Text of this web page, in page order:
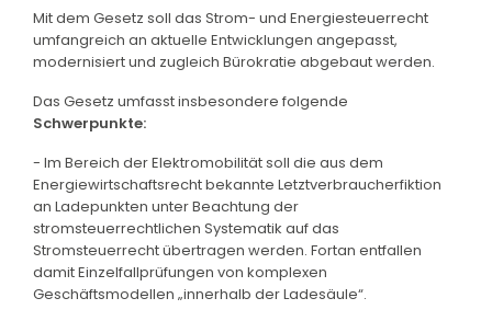
Mit dem Gesetz soll das Strom- und Energiesteuerrecht
umfangreich an aktuelle Entwicklungen angepasst,
modernisiert und zugleich Bürokratie abgebaut werden.
Das Gesetz umfasst insbesondere folgende
Schwerpunkte:
- Im Bereich der Elektromobilität soll die aus dem
Energiewirtschaftsrecht bekannte Letztverbraucherfiktion
an Ladepunkten unter Beachtung der
stromsteuerrechtlichen Systematik auf das
Stromsteuerrecht übertragen werden. Fortan entfallen
damit Einzelfallprüfungen von komplexen
Geschäftsmodellen „innerhalb der Ladesäule“.